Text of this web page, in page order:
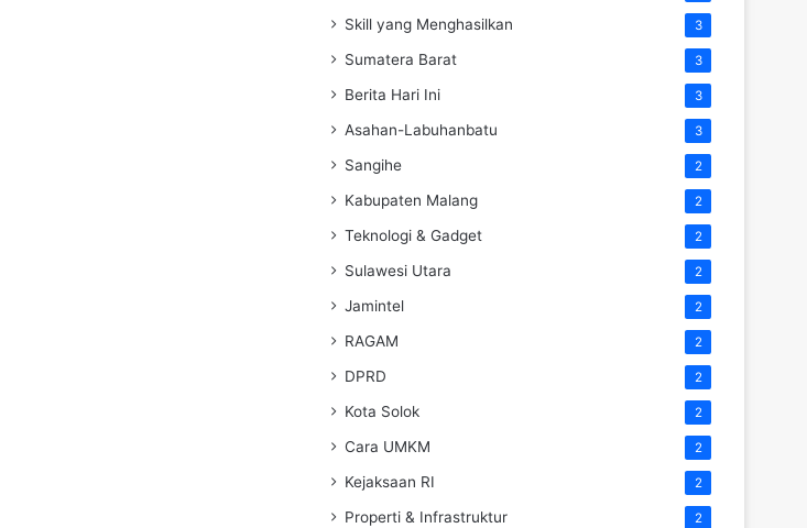
Skill yang Menghasilkan 3
Sumatera Barat 3
Berita Hari Ini 3
Asahan-Labuhanbatu 3
Sangihe 2
Kabupaten Malang 2
Teknologi & Gadget 2
Sulawesi Utara 2
Jamintel 2
RAGAM 2
DPRD 2
Kota Solok 2
Cara UMKM 2
Kejaksaan RI 2
Properti & Infrastruktur 2